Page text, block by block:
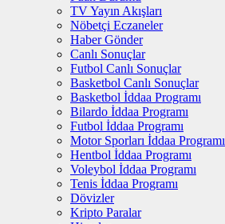
TV Yayın Akışları
Nöbetçi Eczaneler
Haber Gönder
Canlı Sonuçlar
Futbol Canlı Sonuçlar
Basketbol Canlı Sonuçlar
Basketbol İddaa Programı
Bilardo İddaa Programı
Futbol İddaa Programı
Motor Sporları İddaa Programı
Hentbol İddaa Programı
Voleybol İddaa Programı
Tenis İddaa Programı
Dövizler
Kripto Paralar